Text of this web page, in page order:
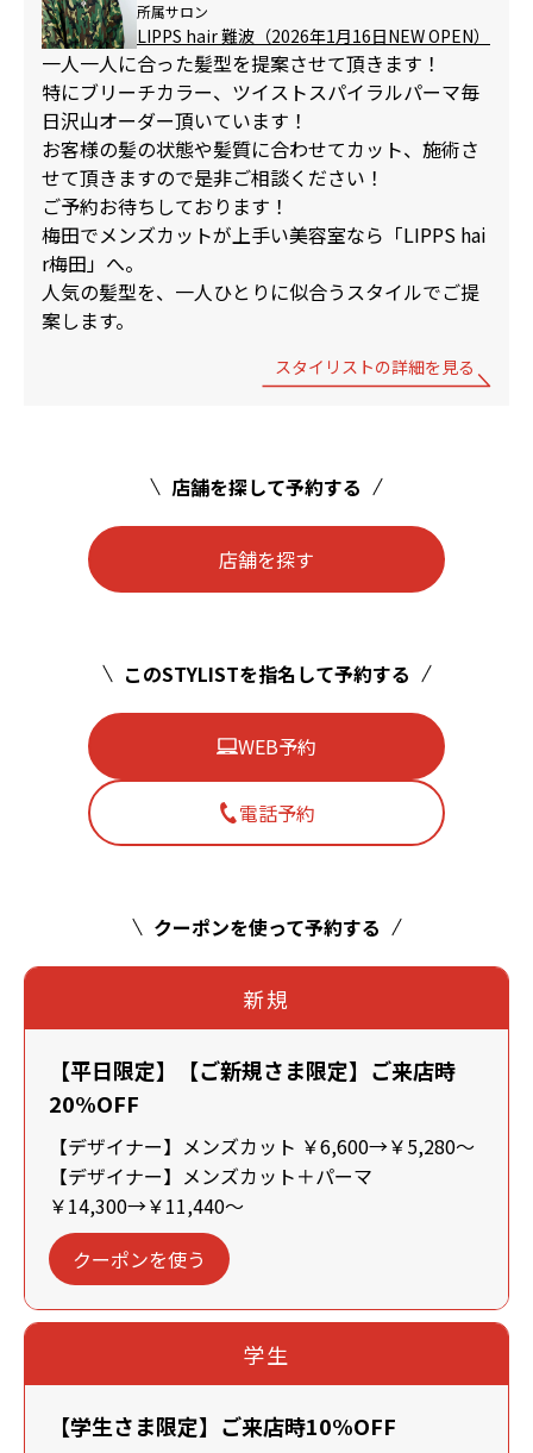
所属サロン
LIPPS hair 難波（2026年1月16日NEW OPEN）
一人一人に合った髪型を提案させて頂きます！
特にブリーチカラー、ツイストスパイラルパーマ毎
日沢山オーダー頂いています！
お客様の髪の状態や髪質に合わせてカット、施術さ
せて頂きますので是非ご相談ください！
ご予約お待ちしております！
梅田でメンズカットが上手い美容室なら「LIPPS hai
r梅田」へ。
人気の髪型を、一人ひとりに似合うスタイルでご提
案します。
スタイリストの詳細を見る
店舗を探して予約する
店舗を探す
このSTYLISTを指名して予約する
WEB予約
電話予約
クーポンを使って予約する
新規
【平日限定】【ご新規さま限定】ご来店時
20%OFF
【デザイナー】メンズカット ￥6,600→￥5,280～
【デザイナー】メンズカット＋パーマ
￥14,300→￥11,440～
クーポンを使う
学生
【学生さま限定】ご来店時10%OFF